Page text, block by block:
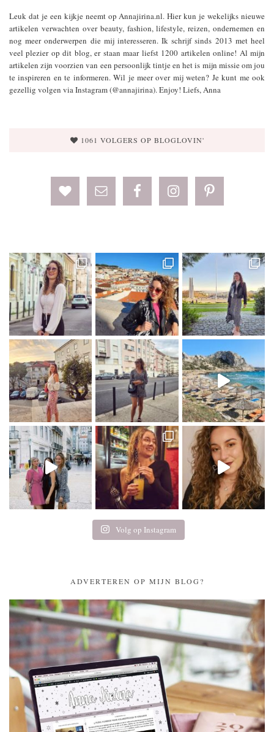
Leuk dat je een kijkje neemt op Annajirina.nl. Hier kun je wekelijks nieuwe
artikelen verwachten over beauty, fashion, lifestyle, reizen, ondernemen en
nog meer onderwerpen die mij interesseren. Ik schrijf sinds 2013 met heel
veel plezier op dit blog, er staan maar liefst 1200 artikelen online! Al mijn
artikelen zijn voorzien van een persoonlijk tintje en het is mijn missie om jou
te inspireren en te informeren. Wil je meer over mij weten? Je kunt me ook
gezellig volgen via Instagram (@annajirina). Enjoy! Liefs, Anna
1061 VOLGERS OP BLOGLOVIN'
Volg op Instagram
ADVERTEREN OP MIJN BLOG?